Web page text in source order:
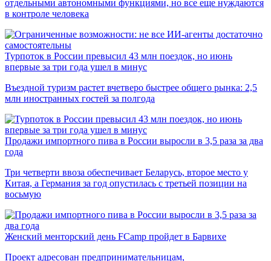
отдельными автономными функциями, но все еще нуждаются
в контроле человека
Турпоток в России превысил 43 млн поездок, но июнь
впервые за три года ушел в минус
Въездной туризм растет вчетверо быстрее общего рынка: 2,5
млн иностранных гостей за полгода
Продажи импортного пива в России выросли в 3,5 раза за два
года
Три четверти ввоза обеспечивает Беларусь, второе место у
Китая, а Германия за год опустилась с третьей позиции на
восьмую
Женский менторский день FCamp пройдет в Барвихе
Проект адресован предпринимательницам,